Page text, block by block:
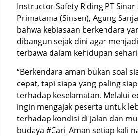
Instructor Safety Riding PT Sinar
Primatama (Sinsen), Agung
bahwa kebiasaan berkendara
dibangun sejak dini agar
terbawa dalam kehidupan
“Berkendara aman bukan soal
cepat, tapi siapa yang paling
terhadap keselamatan. Melalui
ingin mengajak peserta untuk
terhadap kondisi di jalan dan
budaya #Cari_Aman setiap kali